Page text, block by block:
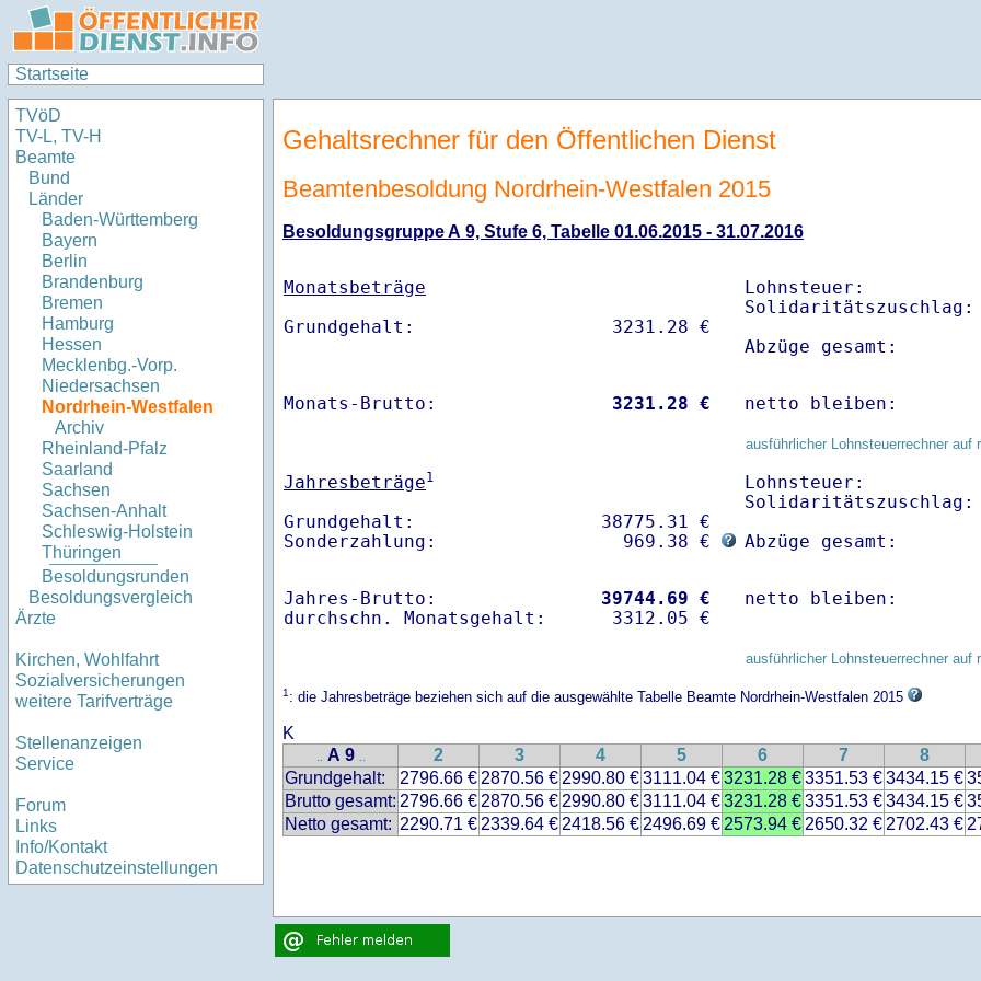
Startseite
TVöD
TV-L, TV-H
Beamte
Bund
Länder
Baden-Württemberg
Bayern
Berlin
Brandenburg
Bremen
Hamburg
Hessen
Mecklenbg.-Vorp.
Niedersachsen
Nordrhein-Westfalen
Archiv
Rheinland-Pfalz
Saarland
Sachsen
Sachsen-Anhalt
Schleswig-Holstein
Thüringen
Besoldungsrunden
Besoldungsvergleich
Ärzte
Kirchen, Wohlfahrt
Sozialversicherungen
weitere Tarifverträge
Stellenanzeigen
Service
Forum
Links
Info/Kontakt
Datenschutzeinstellungen
Gehaltsrechner für den Öffentlichen Dienst
Beamtenbesoldung Nordrhein-Westfalen 2015
Besoldungsgruppe A 9, Stufe 6, Tabelle 01.06.2015 - 31.07.2016
Monatsbeträge
Lohnsteuer:
Abzüge gesamt:
Monats-Brutto: 3231.28 € netto
ausführlicher Lohnsteuerrechner auf
Jahresbeträge1
Grundgehalt:                 38775.31 €
Sonderzahlung:                 969.38 €
Lohnsteuer:
Abzüge gesamt:
Jahres-Brutto: 39744.69 €
netto
ausführlicher Lohnsteuerrechner auf
1: die Jahresbeträge beziehen sich auf die ausgewählte Tabelle Beamte Nordrhein-Westfalen 2015
K
.. A 9 .. 2 3 4 5 6 7
8
Grundgehalt:
2796.66 € 2870.56 € 2990.80 €3111.04 €3231.28 €3351.53 €3434.15 €
Brutto gesamt: 2796.66 € 2870.56 € 2990.80 €3111.04 €3231.28 €3351.53 €3434.15 €
Netto gesamt: 2290.71 € 2339.64 € 2418.56 € 2496.69 € 2573.94 € 2650.32 € 2702.43 €